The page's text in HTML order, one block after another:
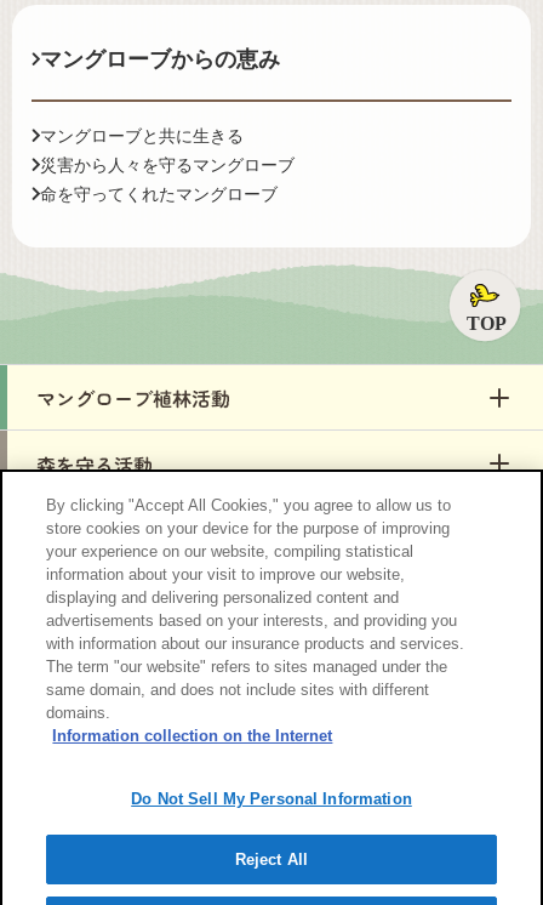
マングローブからの恵み
マングローブと共に生きる
災害から人々を守るマングローブ
命を守ってくれたマングローブ
「Green Gift」プロジェクトとは
お知らせ
サイトのご利用について
By clicking "Accept All Cookies," you agree to allow us to
store cookies on your device for the purpose of improving
your experience on our website, compiling statistical
information about your visit to improve our website,
displaying and delivering personalized content and
advertisements based on your interests, and providing you
with information about our insurance products and services.
The term "our website" refers to sites managed under the
same domain, and does not include sites with different
domains.
Information collection on the Internet
Do Not Sell My Personal Information
Reject All